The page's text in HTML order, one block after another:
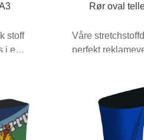
stoff
i en
Rør oval
Våre
perfekt